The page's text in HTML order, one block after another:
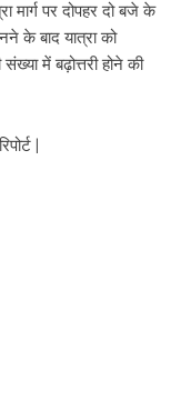
मार्ग पर दोपहर दो बजे के
के बाद यात्रा को
में बढ़ोत्तरी होने की
|